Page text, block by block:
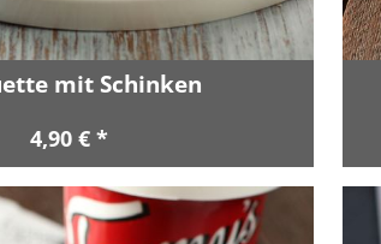
mit Schinken
4,90 € *